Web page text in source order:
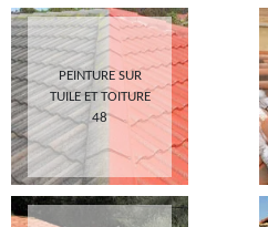
PEINTURE SUR
TUILE ET TOITURE
48